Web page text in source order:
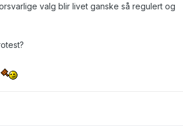
valg blir livet ganske så regulert og